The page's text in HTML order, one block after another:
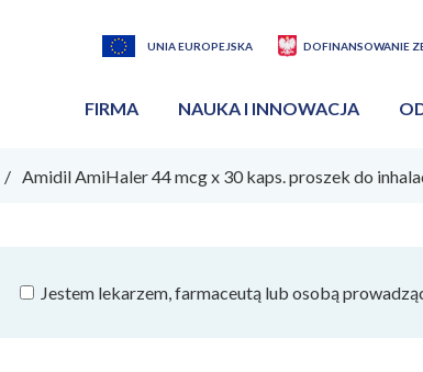
UNIA EUROPEJSKA DOFINANSOWANIE
FIRMA NAUKA I INNOWACJA
Amidil AmiHaler 44 mcg x 30 kaps. proszek do
Jestem lekarzem, farmaceutą lub osobą